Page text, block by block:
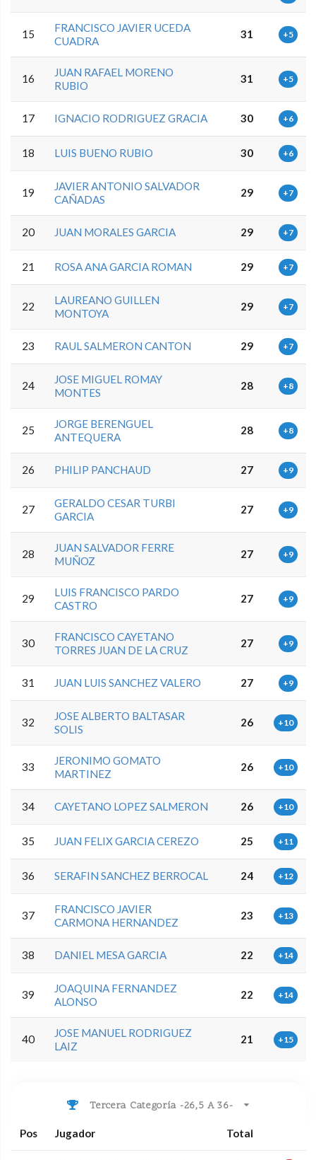
15
FRANCISCO JAVIER UCEDA
CUADRA
31 +5
16
JUAN RAFAEL MORENO
RUBIO
31 +5
17 IGNACIO RODRIGUEZ GRACIA 30 +6
18 LUIS BUENO RUBIO 30 +6
19
JAVIER ANTONIO SALVADOR
CAÑADAS
29 +7
20 JUAN MORALES GARCIA 29 +7
21 ROSA ANA GARCIA ROMAN 29 +7
22
LAUREANO GUILLEN
MONTOYA
29 +7
23 RAUL SALMERON CANTON 29 +7
24
JOSE MIGUEL ROMAY
MONTES
28 +8
25
JORGE BERENGUEL
ANTEQUERA
28 +8
26 PHILIP PANCHAUD 27 +9
27
GERALDO CESAR TURBI
GARCIA
27 +9
28
JUAN SALVADOR FERRE
MUÑOZ
27 +9
29
LUIS FRANCISCO PARDO
CASTRO
27 +9
30
FRANCISCO CAYETANO
TORRES JUAN DE LA CRUZ
27 +9
31 JUAN LUIS SANCHEZ VALERO 27 +9
32
JOSE ALBERTO BALTASAR
SOLIS
26 +10
33
JERONIMO GOMATO
MARTINEZ
26 +10
34 CAYETANO LOPEZ SALMERON 26 +10
35 JUAN FELIX GARCIA CEREZO 25 +11
36 SERAFIN SANCHEZ BERROCAL 24 +12
37
FRANCISCO JAVIER
CARMONA HERNANDEZ
23 +13
38 DANIEL MESA GARCIA 22 +14
39
JOAQUINA FERNANDEZ
ALONSO
22 +14
40
JOSE MANUEL RODRIGUEZ
LAIZ
21 +15
Tercera Categoría -26,5 A 36-
Pos Jugador Total